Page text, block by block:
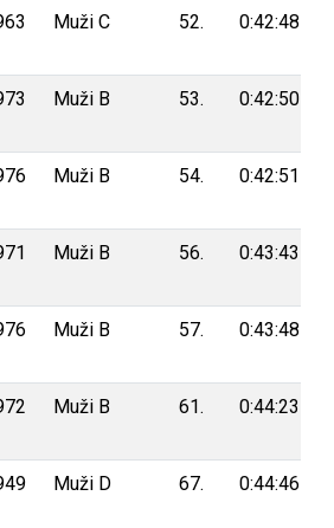
Muži C 52. 0:42:48
Muži B 53. 0:42:50
Muži B 54. 0:42:51
Muži B 56. 0:43:43
Muži B 57. 0:43:48
Muži B 61. 0:44:23
Muži D 67. 0:44:46